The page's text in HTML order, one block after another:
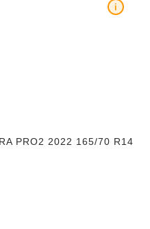
PRO2 2022 165/70 R14
i